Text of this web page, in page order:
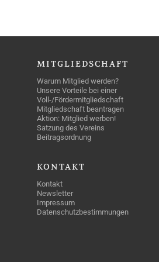
MITGLIEDSCHAFT
Warum Mitglied werden?
Unsere Vorteile bei einer
Voll-/Fördermitgliedschaft
Mitgliedschaft beantragen
Aktion: Mitglied werben!
Satzung des Vereins
Beitragsordnung
KONTAKT
Kontakt
Newsletter
Impressum
Datenschutzbestimmungen